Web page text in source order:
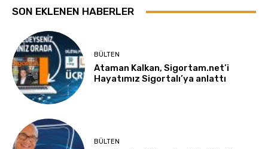
SON EKLENEN HABERLER
BÜLTEN
Ataman Kalkan, Sigortam.net’i
Hayatımız Sigortalı’ya anlattı
BÜLTEN